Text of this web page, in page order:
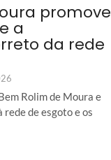
promove
a
da rede
Rolim de Moura e
de esgoto e os